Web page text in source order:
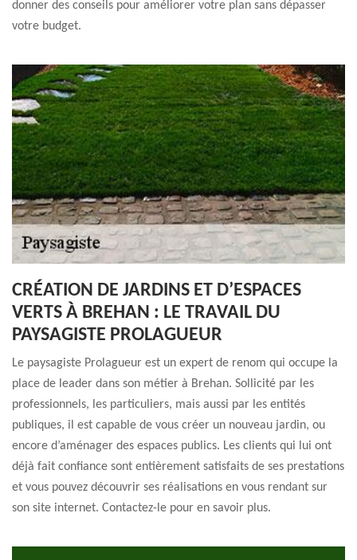
donner des conseils pour améliorer votre plan sans dépasser
votre budget.
CRÉATION DE JARDINS ET D’ESPACES
VERTS À BREHAN : LE TRAVAIL DU
PAYSAGISTE PROLAGUEUR
Le paysagiste Prolagueur est un expert de renom qui occupe la
place de leader dans son métier à Brehan. Sollicité par les
professionnels, les particuliers, mais aussi par les entités
publiques, il est capable de vous créer un nouveau jardin, ou
encore d’aménager des espaces publics. Les clients qui lui ont
déjà fait confiance sont entièrement satisfaits de ses prestations
et vous pouvez découvrir ses réalisations en vous rendant sur
son site internet. Contactez-le pour en savoir plus.